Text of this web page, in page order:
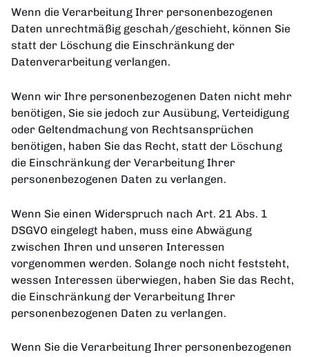
Wenn die Verarbeitung Ihrer personenbezogenen
Daten unrechtmäßig geschah/geschieht, können Sie
statt der Löschung die Einschränkung der
Datenverarbeitung verlangen.
Wenn wir Ihre personenbezogenen Daten nicht mehr
benötigen, Sie sie jedoch zur Ausübung, Verteidigung
oder Geltendmachung von Rechtsansprüchen
benötigen, haben Sie das Recht, statt der Löschung
die Einschränkung der Verarbeitung Ihrer
personenbezogenen Daten zu verlangen.
Wenn Sie einen Widerspruch nach Art. 21 Abs. 1
DSGVO eingelegt haben, muss eine Abwägung
zwischen Ihren und unseren Interessen
vorgenommen werden. Solange noch nicht feststeht,
wessen Interessen überwiegen, haben Sie das Recht,
die Einschränkung der Verarbeitung Ihrer
personenbezogenen Daten zu verlangen.
Wenn Sie die Verarbeitung Ihrer personenbezogenen